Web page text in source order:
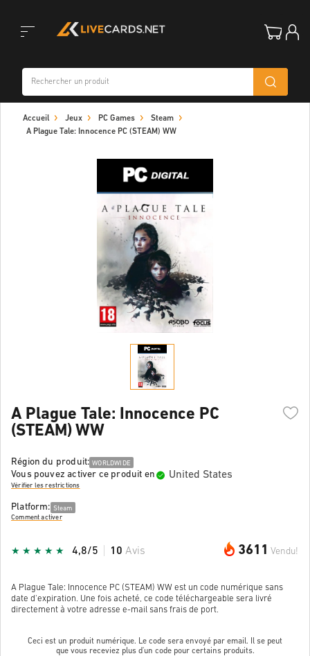
navigation
Accueil Jeux PC Games
Steam
A Plague Tale: Innocence PC (STEAM) WW
A Plague Tale: Innocence PC
(STEAM) WW
Région du produit: WORLDWIDE
Vous pouvez activer ce produit en United States
Vérifier les restrictions
Platform: Steam
Comment activer
3611 Vendu!
4,8/5 10 Avis
A Plague Tale: Innocence PC (STEAM) WW est un code numérique sans
date d'expiration. Une fois acheté, ce code téléchargeable sera livré
directement à votre adresse e-mail sans frais de port.
Ceci est un produit numérique. Le code sera envoyé par email. Il se peut
que vous receviez plus d'un code pour certains produits.